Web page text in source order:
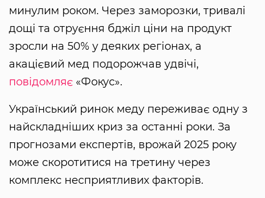
минулим роком. Через заморозки, тривалі
дощі та отруєння бджіл ціни на продукт
зросли на 50% у деяких регіонах, а
акацієвий мед подорожчав удвічі,
повідомляє «Фокус».
Український ринок меду переживає одну з
найскладніших криз за останні роки. За
прогнозами експертів, врожай 2025 року
може скоротитися на третину через
комплекс несприятливих факторів.